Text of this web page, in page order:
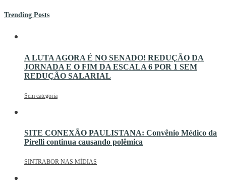
Trending Posts
A LUTA AGORA É NO SENADO! REDUÇÃO DA
JORNADA E O FIM DA ESCALA 6 POR 1 SEM
REDUÇÃO SALARIAL
Sem categoria
SITE CONEXÃO PAULISTANA: Convênio Médico da
Pirelli continua causando polêmica
SINTRABOR NAS MÍDIAS